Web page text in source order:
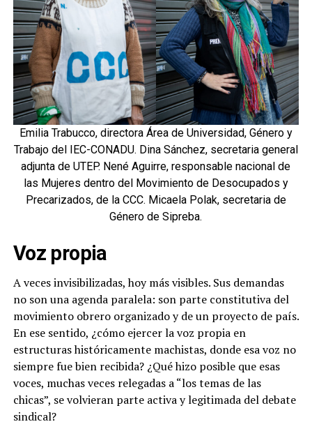
Emilia Trabucco, directora Área de Universidad, Género y
Trabajo del IEC-CONADU. Dina Sánchez, secretaria general
adjunta de UTEP. Nené Aguirre, responsable nacional de
las Mujeres dentro del Movimiento de Desocupados y
Precarizados, de la CCC. Micaela Polak, secretaria de
Género de Sipreba.
Voz propia
A veces invisibilizadas, hoy más visibles. Sus demandas
no son una agenda paralela: son parte constitutiva del
movimiento obrero organizado y de un proyecto de país.
En ese sentido, ¿cómo ejercer la voz propia en
estructuras históricamente machistas, donde esa voz no
siempre fue bien recibida? ¿Qué hizo posible que esas
voces, muchas veces relegadas a “los temas de las
chicas”, se volvieran parte activa y legitimada del debate
sindical?